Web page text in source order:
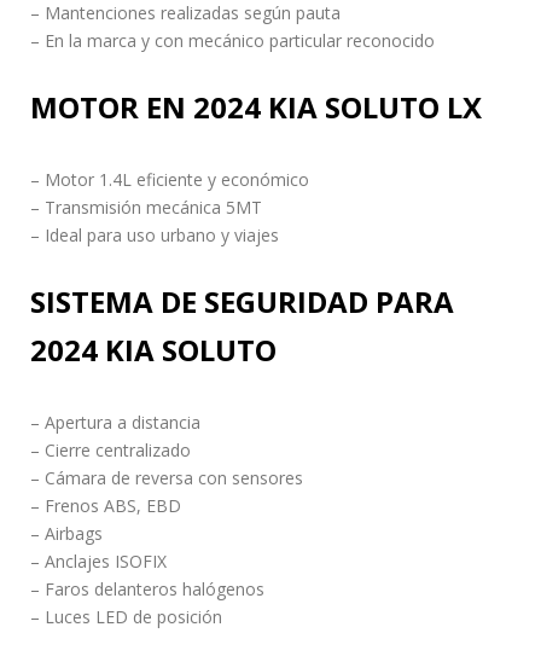
– Mantenciones realizadas según pauta
– En la marca y con mecánico particular reconocido
MOTOR EN 2024 KIA SOLUTO LX
– Motor 1.4L eficiente y económico
– Transmisión mecánica 5MT
– Ideal para uso urbano y viajes
SISTEMA DE SEGURIDAD PARA
2024 KIA SOLUTO
– Apertura a distancia
– Cierre centralizado
– Cámara de reversa con sensores
– Frenos ABS, EBD
– Airbags
– Anclajes ISOFIX
– Faros delanteros halógenos
– Luces LED de posición